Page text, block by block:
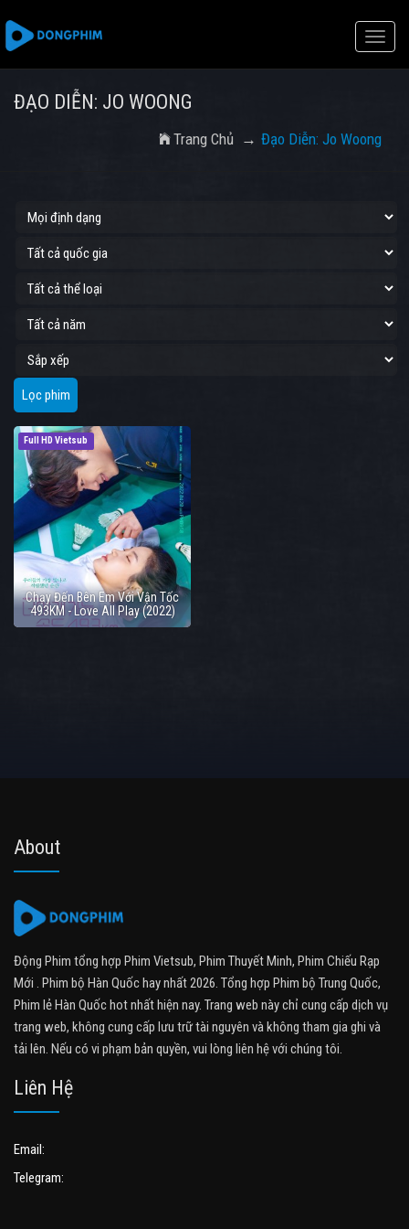
Toggle
ĐẠO DIỄN: JO WOONG
Trang Chủ Đạo Diễn: Jo Woong
Lọc phim
Full HD Vietsub
Chạy Đến Bên Em Với Vận Tốc
493KM - Love All Play (2022)
About
Động Phim tổng hợp Phim Vietsub, Phim Thuyết Minh, Phim Chiếu Rạp
Mới . Phim bộ Hàn Quốc hay nhất 2026. Tổng hợp Phim bộ Trung Quốc,
Phim lẻ Hàn Quốc hot nhất hiện nay. Trang web này chỉ cung cấp dịch vụ
trang web, không cung cấp lưu trữ tài nguyên và không tham gia ghi và
tải lên. Nếu có vi phạm bản quyền, vui lòng liên hệ với chúng tôi.
Liên Hệ
Email:
Telegram: